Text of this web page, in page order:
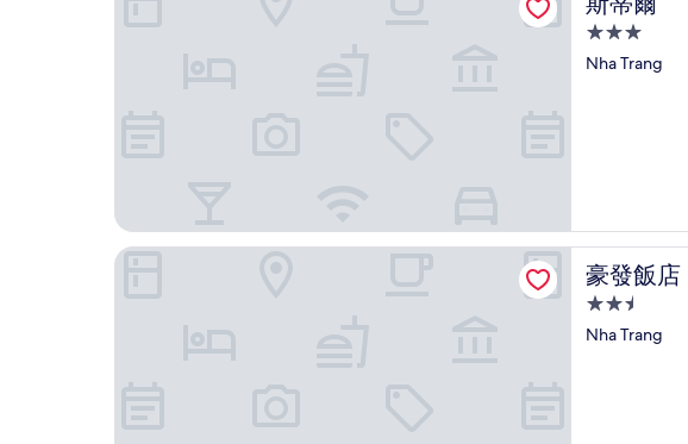
(2
則
評
論)
3.0
星
Nha Trang
豪發飯店
豪發飯店
2.5
星
Nha Trang
豪發飯店